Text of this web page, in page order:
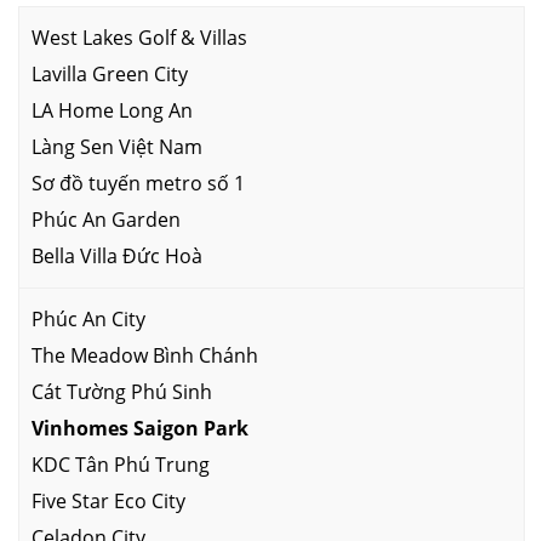
West Lakes Golf & Villas
Lavilla Green City
LA Home Long An
Làng Sen Việt Nam
Sơ đồ tuyến metro số 1
Phúc An Garden
Bella Villa Đức Hoà
Phúc An City
The Meadow Bình Chánh
Cát Tường Phú Sinh
Vinhomes Saigon Park
KDC Tân Phú Trung
Five Star Eco City